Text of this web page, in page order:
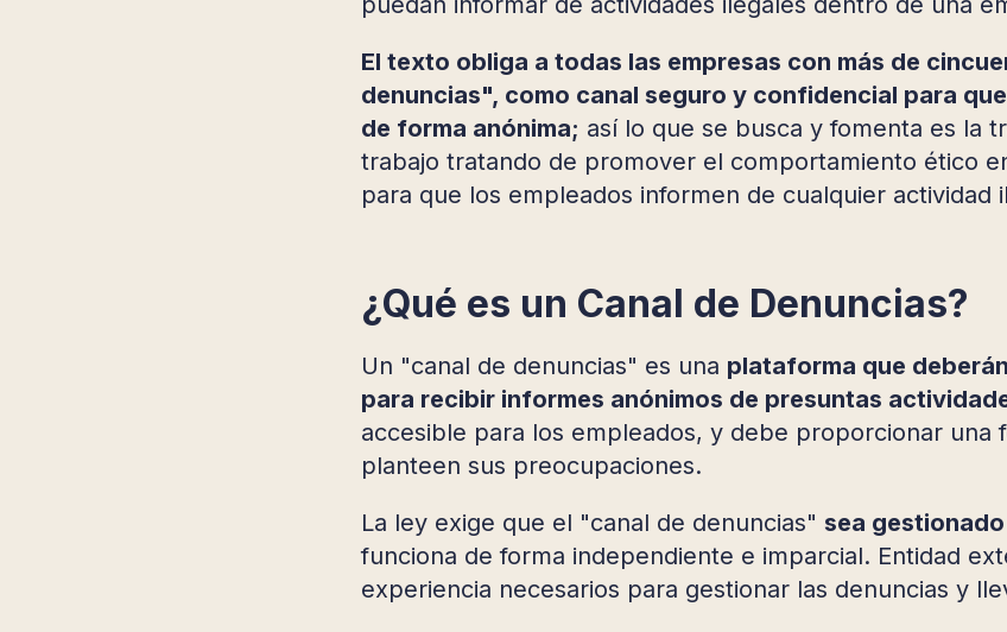
El texto obliga a todas las empresas con más de
denuncias", como canal seguro y confidencial para
de forma anónima; así lo que se busca y fomenta es la
trabajo tratando de promover el comportamiento ético
para que los empleados informen de cualquier actividad
¿Qué es un Canal de Denuncias?
Un "canal de denuncias" es una plataforma que
para recibir informes anónimos de presuntas
accesible para los empleados, y debe proporcionar una
planteen sus preocupaciones.
La ley exige que el "canal de denuncias" sea
funciona de forma independiente e imparcial. Entidad
experiencia necesarios para gestionar las denuncias y